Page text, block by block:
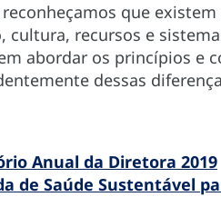
que
cultura, recursos e
abordar os princípios e
dessas
Anual da Diretora 2019
de Saúde Sustentável